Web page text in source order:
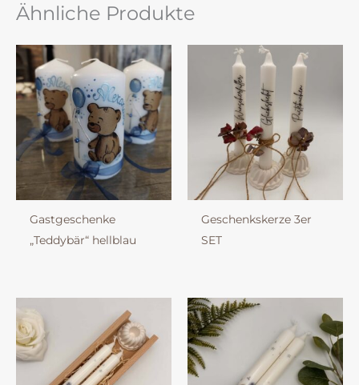
Ähnliche Produkte
Gastgeschenke
„Teddybär“ hellblau
Geschenkskerze 3er
SET